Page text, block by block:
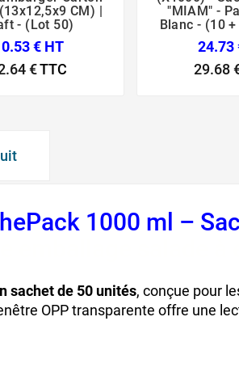
 
CM) |
- (Lot 50)
€ HT
€TTC

"MIAM" -
Blanc - (10
24.73
29.68
1000 ml –
sachet de 50 unités, conçue pour
OPP transparente offre une